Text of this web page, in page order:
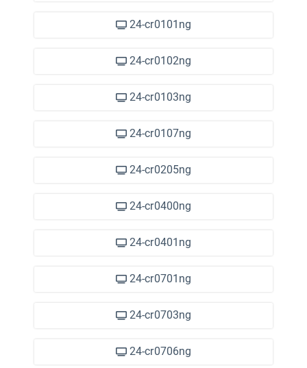
24-cr0101ng
24-cr0102ng
24-cr0103ng
24-cr0107ng
24-cr0205ng
24-cr0400ng
24-cr0401ng
24-cr0701ng
24-cr0703ng
24-cr0706ng